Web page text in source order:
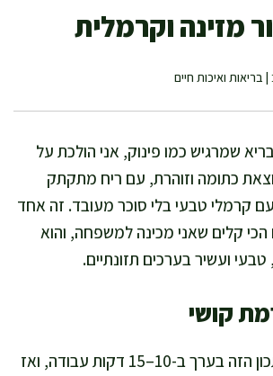
מזינה וקרמלית
| בריאות ואיכות חיים
שמרגיש כמו פינוק, אני הולכת על
כתומה וזוהרת, עם ריח מתקתק
קרמלי טבעי בלי סוכר מעובד. זה אחד
הכי קלים שאני מכינה למשפחה, והוא
ועשיר בערכים תזונתיים.
קושי
אני מכינה את המתכון הזה בערך ב-10–15 דקות עבודה, ואז